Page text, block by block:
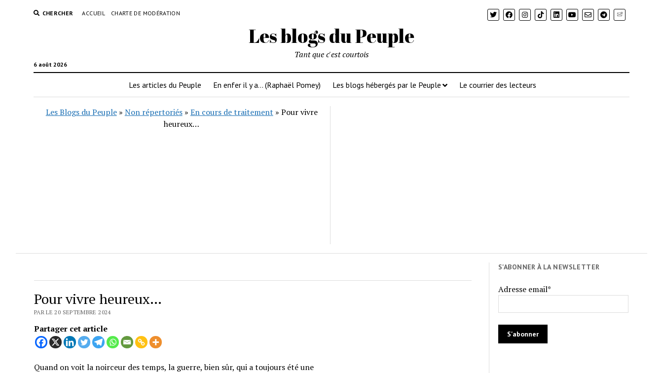
CHERCHER ACCUEIL CHARTE DE MODÉRATION Newsletter
Les blogs du Peuple
6 août 2026
Tant que c'est courtois
Les articles du Peuple En enfer il y a… (Raphaël Pomey) Les blogs hébergés par le Peuple Le courrier des lecteurs
Les Blogs du Peuple» Non répertoriés» En cours de traitement » Pour vivre
heureux…
Pour vivre heureux…
PAR LE 20 SEPTEMBRE 2024
Partager cet article
Quand on voit la noirceur des temps, la guerre, bien sûr, qui a toujours été une
S'ABONNER À LA NEWSLETTER
Adresse email*